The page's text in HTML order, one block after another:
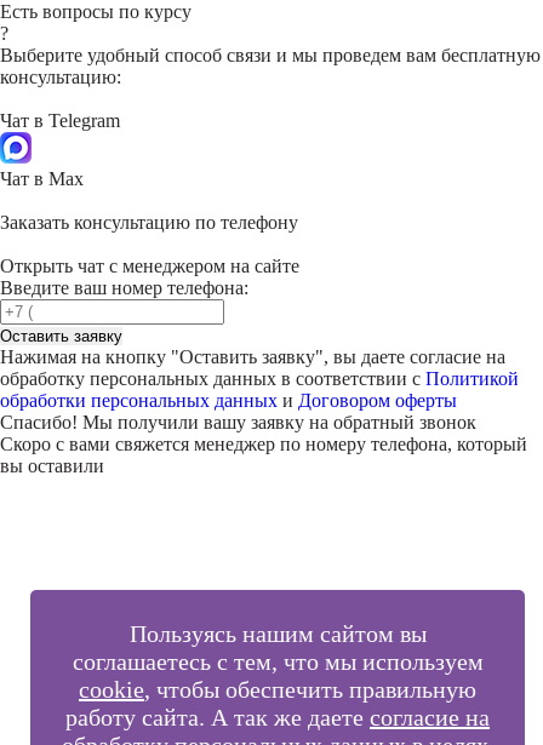
Пользуясь нашим сайтом вы
соглашаетесь с тем, что мы используем
cookie, чтобы обеспечить правильную
работу сайта. А так же даете согласие на
Есть вопросы по курсу
?
Выберите удобный способ связи и мы проведем вам бесплатную
консультацию:
Чат в Telegram
Чат в Max
Заказать консультацию по телефону
Открыть чат с менеджером на сайте
Введите ваш номер телефона:
Оставить заявку
Нажимая на кнопку "Оставить заявку", вы даете согласие на
обработку персональных данных в соответствии с Политикой
обработки персональных данных и Договором оферты
Спасибо! Мы получили вашу заявку на обратный звонок
Скоро с вами свяжется менеджер по номеру телефона, который
вы оставили